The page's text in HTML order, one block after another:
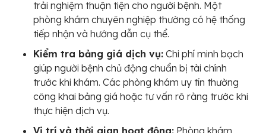
trải nghiệm thuận tiện cho người bệnh. Một
phòng khám chuyên nghiệp thường có hệ thống
tiếp nhận và hướng dẫn cụ thể.
Kiểm tra bảng giá dịch vụ: Chi phí minh bạch
giúp người bệnh chủ động chuẩn bị tài chính
trước khi khám. Các phòng khám uy tín thường
công khai bảng giá hoặc tư vấn rõ ràng trước khi
thực hiện dịch vụ.
Vị trí và thời gian hoạt động: Phòng khám